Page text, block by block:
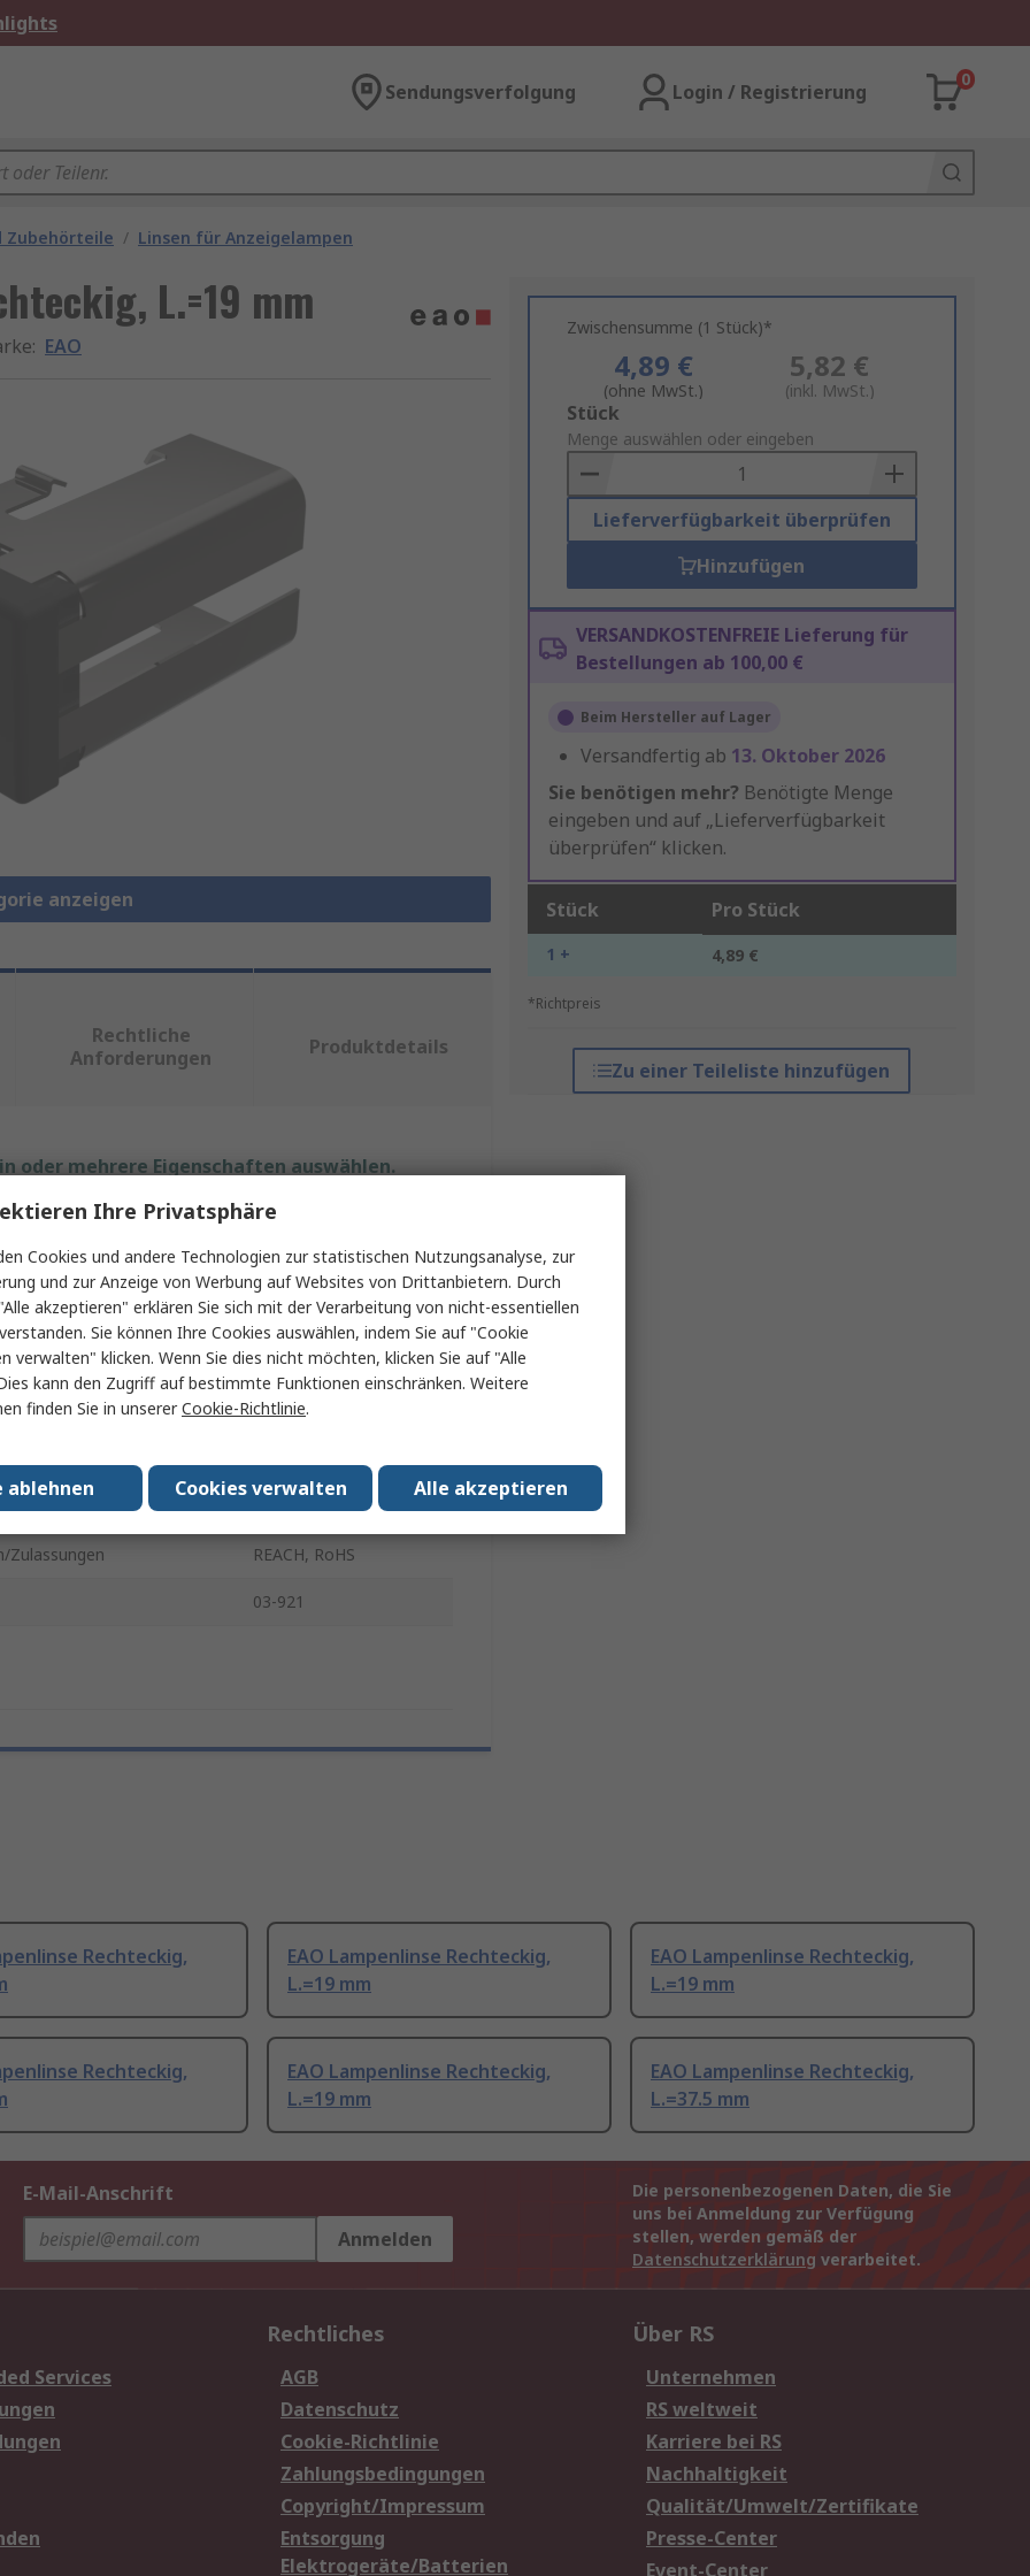
Sendungsverfolgung Login / Registrierung
0
Zubehörteile / Linsen für Anzeigelampen
L.=19 mm
: EAO
anzeigen
Zwischensumme (1 Stück)*
4,89 €
(ohne MwSt.)
5,82 €
(inkl. MwSt.)
Add
to
Basket
Stück
Menge auswählen oder eingeben
Lieferverfügbarkeit überprüfen
Hinzufügen
VERSANDKOSTENFREIE Lieferung für
Bestellungen ab 100,00 €
Beim Hersteller auf Lager
Versandfertig ab 13. Oktober 2026
Sie benötigen mehr? Benötigte Menge
eingeben und auf „Lieferverfügbarkeit
überprüfen“ klicken.
Stück Pro Stück
1 + 4,89 €
*Richtpreis
Zu einer Teileliste hinzufügen
Rechtliche
Anforderungen
Produktdetails
oder mehrere Eigenschaften auswählen.
Wert
EAO
Grau
Typ Lampenlinse
Rechteckig
19mm
Bündig
Zulassungen REACH, RoHS
03-921
Rechteckig,
EAO Lampenlinse Rechteckig,
L.=19 mm
EAO Lampenlinse Rechteckig,
L.=19 mm
Rechteckig,
EAO Lampenlinse Rechteckig,
L.=19 mm
EAO Lampenlinse Rechteckig,
L.=37.5 mm
E-Mail-Anschrift
Anmelden
Die personenbezogenen Daten, die Sie
uns bei Anmeldung zur Verfügung
stellen, werden gemäß der
Datenschutzerklärung verarbeitet.
Services
Rechtliches
AGB
Datenschutz
Cookie-Richtlinie
Zahlungsbedingungen
Copyright/Impressum
Entsorgung
Elektrogeräte/Batterien
Über RS
Unternehmen
RS weltweit
Karriere bei RS
Nachhaltigkeit
Qualität/Umwelt/Zertifikate
Presse-Center
Event-Center
Ihre Privatsphäre
Cookies und andere Technologien zur statistischen Nutzungsanalyse, zur
und zur Anzeige von Werbung auf Websites von Drittanbietern. Durch
akzeptieren" erklären Sie sich mit der Verarbeitung von nicht-essentiellen
Sie können Ihre Cookies auswählen, indem Sie auf "Cookie
verwalten" klicken. Wenn Sie dies nicht möchten, klicken Sie auf "Alle
kann den Zugriff auf bestimmte Funktionen einschränken. Weitere
finden Sie in unsererCookie-Richtlinie.
Alle akzeptieren
Cookies verwalten
ablehnen